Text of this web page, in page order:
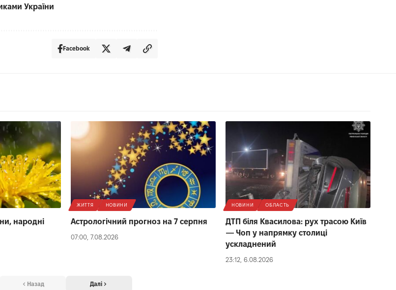
України
Facebook
народні
ЖИТТЯ НОВИНИ
Астрологічний прогноз на 7 серпня
07:00, 7.08.2026
НОВИНИ ОБЛАСТЬ
ДТП біля Квасилова: рух трасою Київ
— Чоп у напрямку столиці
ускладнений
23:12, 6.08.2026
Назад Далі